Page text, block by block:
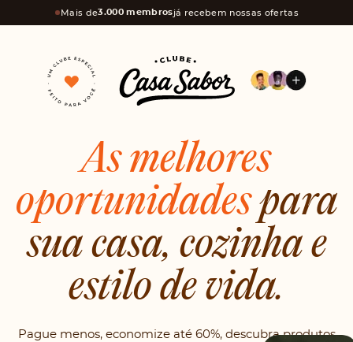
Mais de3.000 membrosjá recebem nossas ofertas
As melhores
oportunidadespara
sua casa, cozinha e
estilo de vida.
Pague menos, economize até 60%, descubra produtos